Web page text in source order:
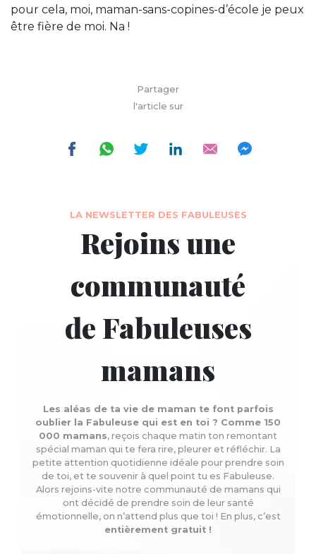
pour cela, moi, maman-sans-copines-d’école je peux
être fière de moi. Na !
Partager
l'article sur
LA NEWSLETTER DES FABULEUSES
Rejoins une
communauté
de Fabuleuses
mamans
Les aléas de ta vie de maman te font parfois
oublier la Fabuleuse qui est en toi ? Comme 150
000 mamans, reçois chaque matin ton remontant
spécial maman qui te fera rire, pleurer et réfléchir. La
petite attention quotidienne idéale pour prendre soin
de toi, et te souvenir à quel point tu es Fabuleuse.
Alors rejoins-vite notre communauté de mamans qui
ont décidé de prendre soin de leur santé
émotionnelle, on n’attend plus que toi ! En plus, c’est
entièrement gratuit !